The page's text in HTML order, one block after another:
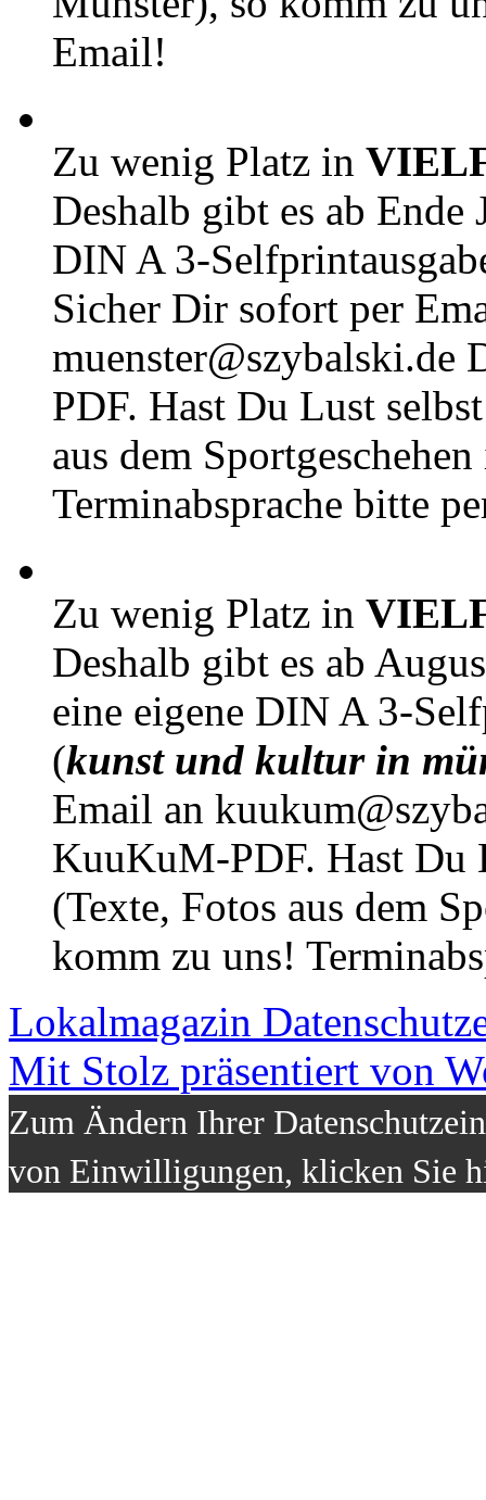
Email!
Zu wenig Platz in
Deshalb gibt es ab Ende
DIN A 3-
Sicher Dir sofort per
muenster@szybalski.de
PDF. Hast Du Lust
aus dem
Terminabsprache bitte
Zu wenig Platz in
Deshalb gibt es ab
eine eigene DIN A 3-
(kunst und kultur in
Email an
KuuKuM-PDF. Hast Du
(Texte, Fotos aus dem
komm zu uns!
Lokalmagazin
Mit Stolz präsentiert von
Zum Ändern Ihrer
von Einwilligungen, klicken Sie